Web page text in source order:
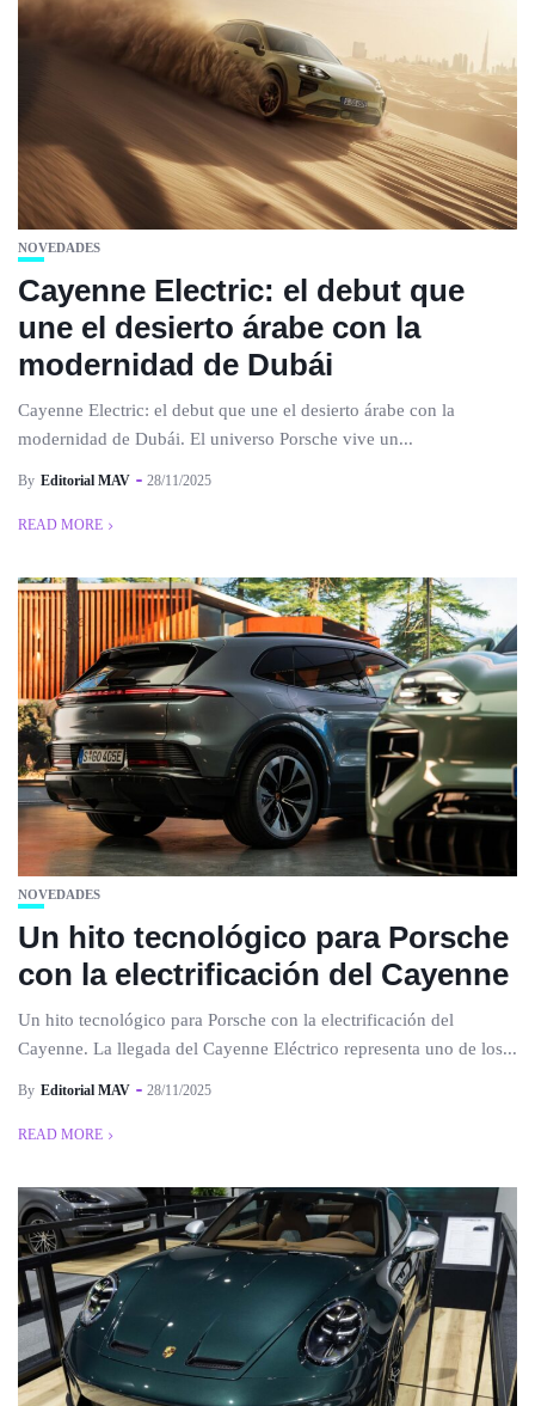
NOVEDADES
Cayenne Electric: el debut que
une el desierto árabe con la
modernidad de Dubái
Cayenne Electric: el debut que une el desierto árabe con la
modernidad de Dubái. El universo Porsche vive un...
By Editorial MAV 28/11/2025
READ MORE
NOVEDADES
Un hito tecnológico para Porsche
con la electrificación del Cayenne
Un hito tecnológico para Porsche con la electrificación del
Cayenne. La llegada del Cayenne Eléctrico representa uno de los...
By Editorial MAV 28/11/2025
READ MORE